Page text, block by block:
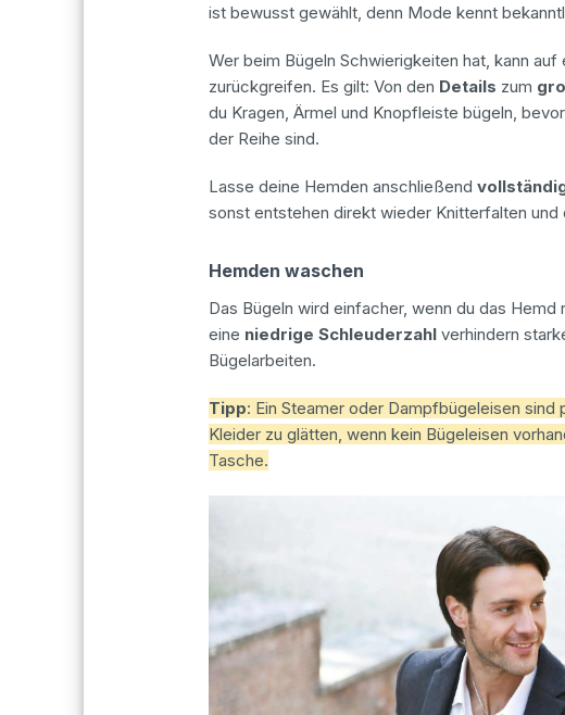
ist bewusst gewählt, denn Mode kennt
Wer beim Bügeln Schwierigkeiten hat, kann auf
zurückgreifen. Es gilt: Von den Details zum
du Kragen, Ärmel und Knopfleiste bügeln,
der Reihe sind.
Lasse deine Hemden anschließend
sonst entstehen direkt wieder Knitterfalten und
Hemden waschen
Das Bügeln wird einfacher, wenn du das
eine niedrige Schleuderzahl verhindern
Bügelarbeiten.
Tipp: Ein Steamer oder Dampfbügeleisen
Kleider zu glätten, wenn kein Bügeleisen
Tasche.